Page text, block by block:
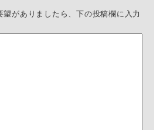
がありましたら、下の投稿欄に入力